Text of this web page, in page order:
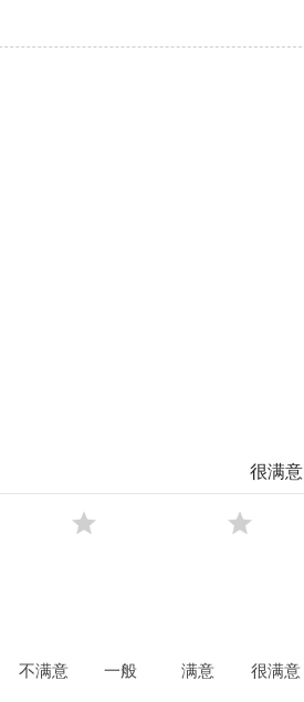
很满意
 
不满意 一般 满意 很满意